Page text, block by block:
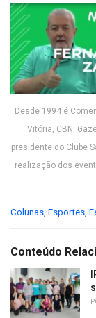
Desde 1994 é
Vitória, CBN,
presidente do Clube
realização dos
C
e
o
r
i
e
Colunas Esportes
Conteúdo